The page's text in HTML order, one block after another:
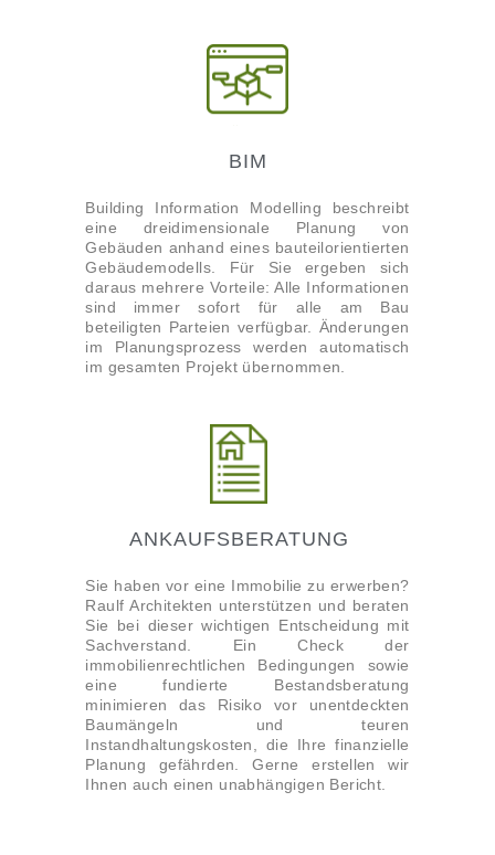
BIM
Building Information Modelling beschreibt
eine dreidimensionale Planung von
Gebäuden anhand eines bauteilorientierten
Gebäudemodells. Für Sie ergeben sich
daraus mehrere Vorteile: Alle Informationen
sind immer sofort für alle am Bau
beteiligten Parteien verfügbar. Änderungen
im Planungsprozess werden automatisch
im gesamten Projekt übernommen.
ANKAUFSBERATUNG
Sie haben vor eine Immobilie zu erwerben?
Raulf Architekten unterstützen und beraten
Sie bei dieser wichtigen Entscheidung mit
Sachverstand. Ein Check der
immobilienrechtlichen Bedingungen sowie
eine fundierte Bestandsberatung
minimieren das Risiko vor unentdeckten
Baumängeln und teuren
Instandhaltungskosten, die Ihre finanzielle
Planung gefährden. Gerne erstellen wir
Ihnen auch einen unabhängigen Bericht.